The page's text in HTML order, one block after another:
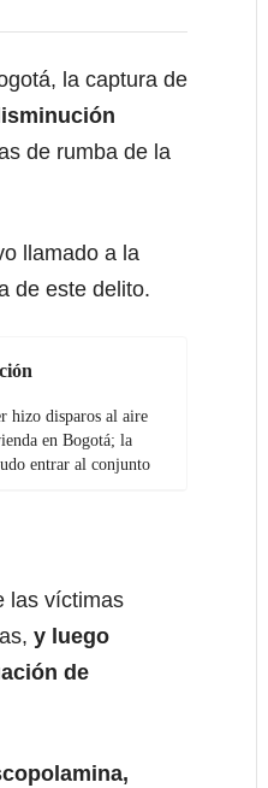
la captura de
de rumba de la
llamado a la
de este delito.
hizo disparos al aire
en Bogotá; la
entrar al conjunto
las víctimas
y luego
de